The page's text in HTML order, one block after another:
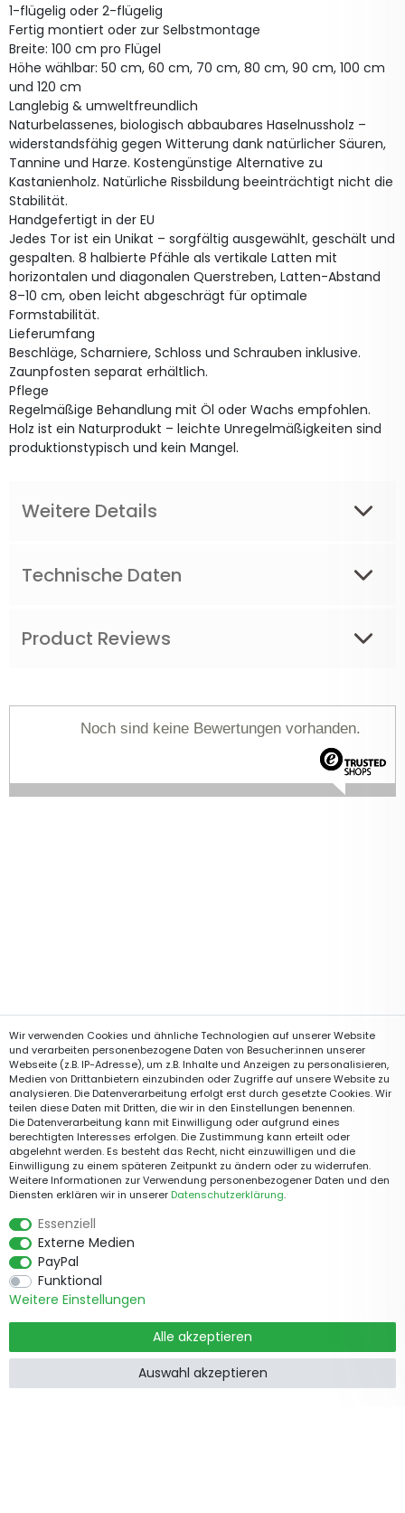
1-flügelig oder 2-flügelig
Fertig montiert oder zur Selbstmontage
Breite: 100 cm pro Flügel
Höhe wählbar: 50 cm, 60 cm, 70 cm, 80 cm, 90 cm, 100 cm
und 120 cm
Langlebig & umweltfreundlich
Naturbelassenes, biologisch abbaubares Haselnussholz –
widerstandsfähig gegen Witterung dank natürlicher Säuren,
Tannine und Harze. Kostengünstige Alternative zu
Kastanienholz. Natürliche Rissbildung beeinträchtigt nicht die
Stabilität.
Handgefertigt in der EU
Jedes Tor ist ein Unikat – sorgfältig ausgewählt, geschält und
gespalten. 8 halbierte Pfähle als vertikale Latten mit
horizontalen und diagonalen Querstreben, Latten-Abstand
8–10 cm, oben leicht abgeschrägt für optimale
Formstabilität.
Lieferumfang
Beschläge, Scharniere, Schloss und Schrauben inklusive.
Zaunpfosten separat erhältlich.
Pflege
Regelmäßige Behandlung mit Öl oder Wachs empfohlen.
Holz ist ein Naturprodukt – leichte Unregelmäßigkeiten sind
produktionstypisch und kein Mangel.
Weitere Details
Technische Daten
Product Reviews
Noch sind keine Bewertungen vorhanden.
Wir verwenden Cookies und ähnliche Technologien auf unserer Website
und verarbeiten personenbezogene Daten von Besucher:innen unserer
Webseite (z.B. IP-Adresse), um z.B. Inhalte und Anzeigen zu personalisieren,
Medien von Drittanbietern einzubinden oder Zugriffe auf unsere Website zu
analysieren. Die Datenverarbeitung erfolgt erst durch gesetzte Cookies. Wir
teilen diese Daten mit Dritten, die wir in den Einstellungen benennen.
Die Datenverarbeitung kann mit Einwilligung oder aufgrund eines
berechtigten Interesses erfolgen. Die Zustimmung kann erteilt oder
abgelehnt werden. Es besteht das Recht, nicht einzuwilligen und die
Einwilligung zu einem späteren Zeitpunkt zu ändern oder zu widerrufen.
Weitere Informationen zur Verwendung personenbezogener Daten und den
Diensten erklären wir in unserer Daten­schutz­erklärung.
Essenziell
Externe Medien
PayPal
Funktional
Weitere Einstellungen
Alle akzeptieren
Auswahl akzeptieren
Informationen